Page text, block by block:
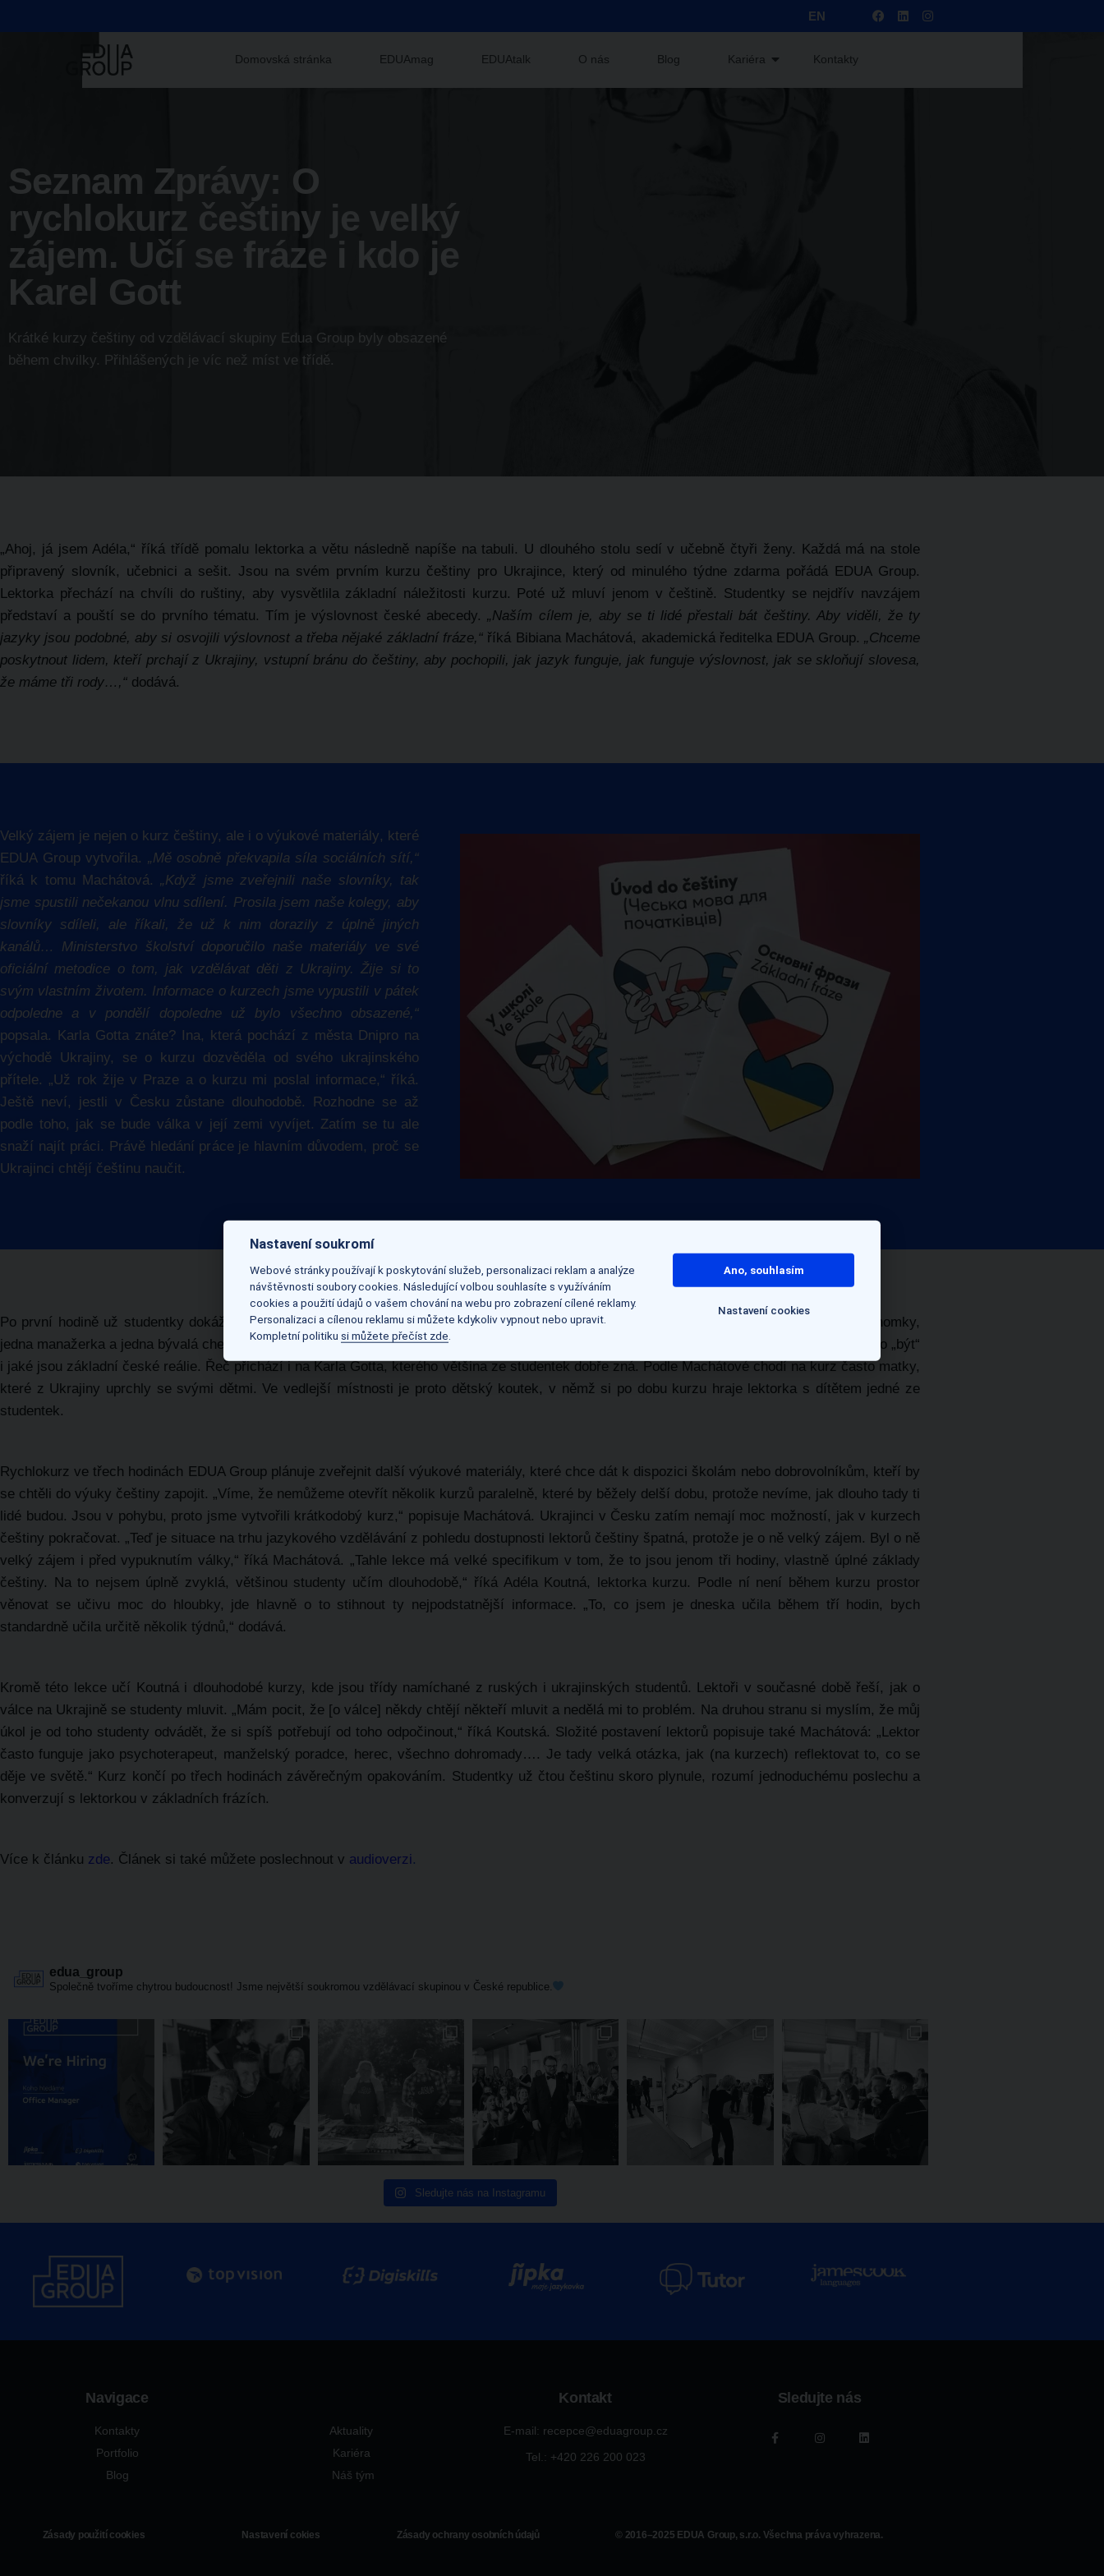
EN
Domovská stránka EDUAmag EDUAtalk O nás Blog Kariéra Kontakty
Seznam Zprávy: O
rychlokurz češtiny je velký
zájem. Učí se fráze i kdo je
Karel Gott
Krátké kurzy češtiny od vzdělávací skupiny Edua Group byly obsazené
během chvilky. Přihlášených je víc než míst ve třídě.
„Ahoj, já jsem Adéla,“ říká třídě pomalu lektorka a větu následně napíše na tabuli. U dlouhého stolu sedí v učebně čtyři ženy. Každá má na stole
připravený slovník, učebnici a sešit. Jsou na svém prvním kurzu češtiny pro Ukrajince, který od minulého týdne zdarma pořádá EDUA Group.
Lektorka přechází na chvíli do ruštiny, aby vysvětlila základní náležitosti kurzu. Poté už mluví jenom v češtině. Studentky se nejdřív navzájem
představí a pouští se do prvního tématu. Tím je výslovnost české abecedy.„Naším cílem je, aby se ti lidé přestali bát češtiny. Aby viděli, že ty
jazyky jsou podobné, aby si osvojili výslovnost a třeba nějaké základní fráze,“ říká Bibiana Machátová, akademická ředitelka EDUA Group. „Chceme
poskytnout lidem, kteří prchají z Ukrajiny, vstupní bránu do češtiny, aby pochopili, jak jazyk funguje, jak funguje výslovnost, jak se skloňují slovesa,
že máme tři rody…,“ dodává.
Velký zájem je nejen o kurz češtiny, ale i ovýukové materiály, které
EDUA Group vytvořila. „Mě osobně překvapila síla sociálních sítí,“
říká k tomu Machátová.„Když jsme zveřejnili naše slovníky, tak
jsme spustili nečekanou vlnu sdílení. Prosila jsem naše kolegy, aby
slovníky sdíleli, ale říkali, že už k nim dorazily z úplně jiných
kanálů… Ministerstvo školství doporučilo naše materiály ve své
oficiální metodice o tom, jak vzdělávat děti z Ukrajiny. Žije si to
svým vlastním životem. Informace o kurzech jsme vypustili v pátek
odpoledne a v pondělí dopoledne už bylo všechno obsazené,“
popsala. Karla Gotta znáte? Ina, která pochází z města Dnipro na
východě Ukrajiny, se o kurzu dozvěděla od svého ukrajinského
přítele. „Už rok žije v Praze a o kurzu mi poslal informace,“ říká.
Ještě neví, jestli v Česku zůstane dlouhodobě. Rozhodne se až
podle toho, jak se bude válka v její zemi vyvíjet. Zatím se tu ale
snaží najít práci. Právě hledání práce je hlavním důvodem, proč se
Ukrajinci chtějí češtinu naučit.
Po první hodině už studentky dokáží odpovědět na jednoduché otázky, třeba jaké je jejich povolání. Dozvídám se, že ve třídě jsou dvě ekonomky,
jedna manažerka a jedna bývalá chemička. Ony se naopak dozvídají o tom, jak v češtině formálně i neformálně pozdravit, jak skloňovat sloveso „být“
i jaké jsou základní české reálie. Řeč přichází i na Karla Gotta, kterého většina ze studentek dobře zná. Podle Machátové chodí na kurz často matky,
které z Ukrajiny uprchly se svými dětmi. Ve vedlejší místnosti je proto dětský koutek, v němž si po dobu kurzu hraje lektorka s dítětem jedné ze
studentek.
Rychlokurz ve třech hodinách EDUA Group plánuje zveřejnit další výukové materiály, které chce dát k dispozici školám nebo dobrovolníkům, kteří by
se chtěli do výuky češtiny zapojit. „Víme, že nemůžeme otevřít několik kurzů paralelně, které by běžely delší dobu, protože nevíme, jak dlouho tady ti
lidé budou. Jsou v pohybu, proto jsme vytvořili krátkodobý kurz,“ popisuje Machátová. Ukrajinci v Česku zatím nemají moc možností, jak v kurzech
češtiny pokračovat. „Teď je situace na trhu jazykového vzdělávání z pohledu dostupnosti lektorů češtiny špatná, protože je o ně velký zájem. Byl o ně
velký zájem i před vypuknutím války,“ říká Machátová. „Tahle lekce má velké specifikum v tom, že to jsou jenom tři hodiny, vlastně úplné základy
češtiny. Na to nejsem úplně zvyklá, většinou studenty učím dlouhodobě,“ říká Adéla Koutná, lektorka kurzu. Podle ní není během kurzu prostor
věnovat se učivu moc do hloubky, jde hlavně o to stihnout ty nejpodstatnější informace. „To, co jsem je dneska učila během tří hodin, bych
standardně učila určitě několik týdnů,“ dodává.
Kromě této lekce učí Koutná i dlouhodobé kurzy, kde jsou třídy namíchané z ruských i ukrajinských studentů. Lektoři v současné době řeší, jak o
válce na Ukrajině se studenty mluvit. „Mám pocit, že [o válce] někdy chtějí někteří mluvit a nedělá mi to problém. Na druhou stranu si myslím, že můj
úkol je od toho studenty odvádět, že si spíš potřebují od toho odpočinout,“ říká Koutská. Složité postavení lektorů popisuje také Machátová: „Lektor
často funguje jako psychoterapeut, manželský poradce, herec, všechno dohromady…. Je tady velká otázka, jak (na kurzech) reflektovat to, co se
děje ve světě.“ Kurz končí po třech hodinách závěrečným opakováním. Studentky už čtou češtinu skoro plynule, rozumí jednoduchému poslechu a
konverzují s lektorkou v základních frázích.
Více k článku zde. Článek si také můžete poslechnout v audioverzi.
edua_group
Společně tvoříme chytrou budoucnost! Jsme největší soukromou vzdělávací skupinou v České republice.
Sledujte nás na Instagramu
Navigace
Kontakty
Portfolio
Blog
Aktuality
Kariéra
Náš tým
Kontakt
E-mail: recepce@eduagroup.cz
Tel.: +420 226 200 023
Sledujte nás
Zásady použití cookies Nastavení cokies Zásady ochrany osobních údajů © 2016–2025 EDUA Group, s.r.o. Všechna práva vyhrazena.
Nastavení soukromí
Webové stránky používají k poskytování služeb, personalizaci reklam a analýze
návštěvnosti soubory cookies. Následující volbou souhlasíte s využíváním
cookies a použití údajů o vašem chování na webu pro zobrazení cílené reklamy.
Personalizaci a cílenou reklamu si můžete kdykoliv vypnout nebo upravit.
Kompletní politiku si můžete přečíst zde
Ano, souhlasím
Nastavení cookies